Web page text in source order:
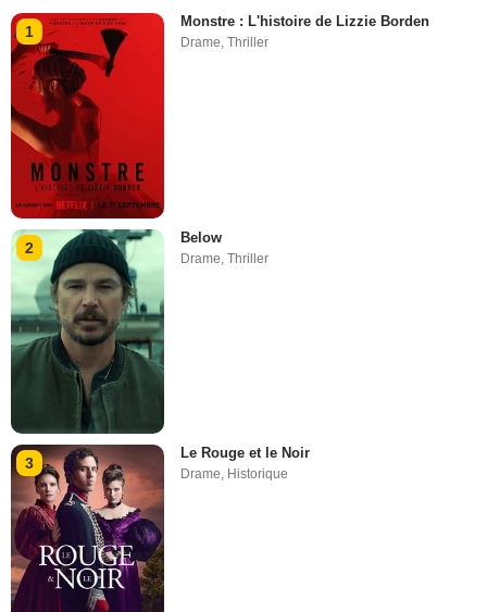
1
Monstre : L'histoire de Lizzie Borden
Drame,Thriller
2
Below
Drame ,Thriller
3
Le Rouge et le Noir
Drame, Historique